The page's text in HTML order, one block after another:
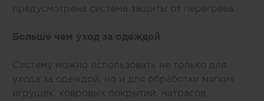
предусмотрена система защиты от перегрева.
Больше чем уход за одеждой
Систему можно использовать не только для
ухода за одеждой, но и для обработки мягких
игрушек, ковровых покрытий, матрасов,